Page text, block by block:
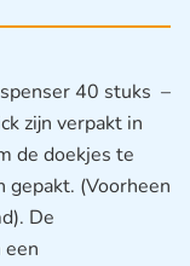
40 stuks –
zijn verpakt in
de doekjes te
gepakt. (Voorheen
De